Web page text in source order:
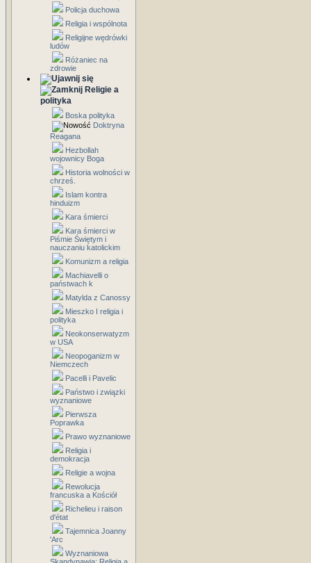
Policja duchowa
Religia i wspólnota
Religijne wędrówki
ludów
Różaniec na
zdrowie
Religie a
polityka
Boska polityka
Doktryna
Reagana
Hezbollah
wojownicy Boga
Historia wolności w
chrześ.
Islam kontra
hinduizm
Kara śmierci
Kara śmierci w
Piśmie Świętym i
nauczaniu katolickim
Komunizm a religia
Machiavelli o
państwach k
Matylda z Canossy
Mieszko I religia i
polityka
Neokonserwatyzm
w USA
Neopoganizm w
Niemczech
Pacelli i Pavelic
Państwo i związki
wyznaniowe
Pierwsza
Poprawka
Prawo wyznaniowe
Religia i
demokracja
Religie a wojna
Rewolucja
francuska a Kościół
Richelieu i raison
d'état
Tajemnica Joanny
'Arc
Wyznaniowa